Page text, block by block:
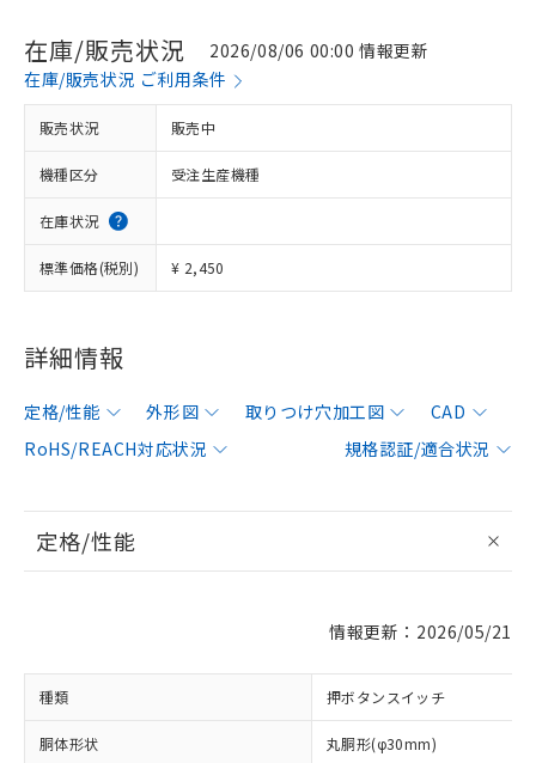
在庫/販売状況
2026/08/06 00:00 情報更新
在庫/販売状況 ご利用条件
販売状況 販売中
機種区分 受注生産機種
在庫状況
標準価格(税別) ¥ 2,450
詳細情報
定格/性能 外形図 取りつけ穴加工図
CAD
RoHS/REACH対応状況
規格認証/適合状況
定格/性能
情報更新：2026/05/21
種類 押ボタンスイッチ
胴体形状 丸胴形(φ30mm)